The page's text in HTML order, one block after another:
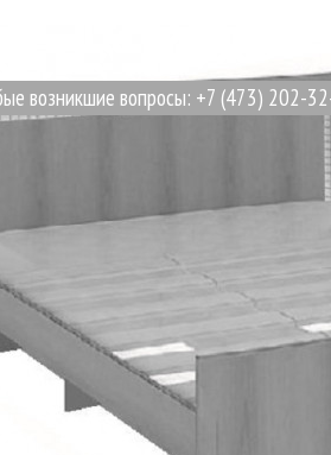
вопросы: +7 (473) 202-32-87